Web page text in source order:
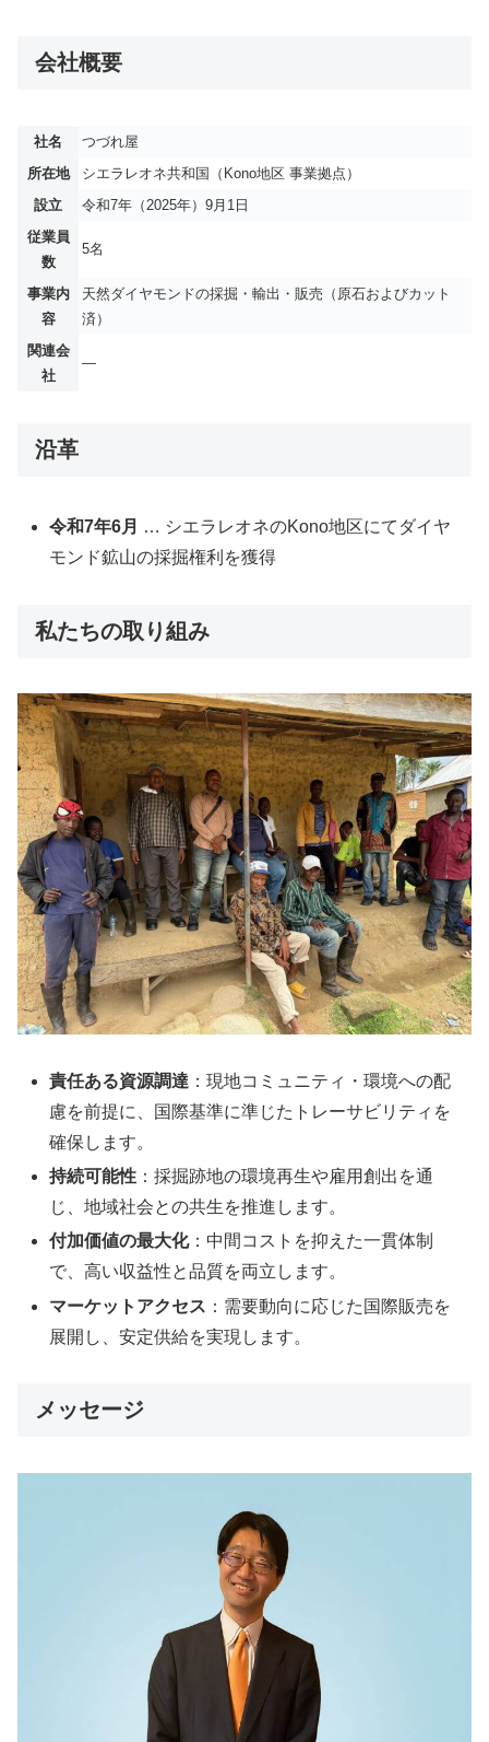
会社概要
社名
つづれ屋
所在地
シエラレオネ共和国（Kono地区 事業拠点）
設立
令和7年（2025年）9月1日
従業員
数
5名
事業内
容
天然ダイヤモンドの採掘・輸出・販売（原石およびカット
済）
関連会
社
―
沿革
令和7年6月 … シエラレオネのKono地区にてダイヤ
モンド鉱山の採掘権利を獲得
私たちの取り組み
責任ある資源調達 ：現地コミュニティ・環境への配
慮を前提に、国際基準に準じたトレーサビリティを
確保します。
持続可能性 ：採掘跡地の環境再生や雇用創出を通
じ、地域社会との共生を推進します。
付加価値の最大化：中間コストを抑えた一貫体制
で、高い収益性と品質を両立します。
マーケットアクセス ：需要動向に応じた国際販売を
展開し、安定供給を実現します。
メッセージ